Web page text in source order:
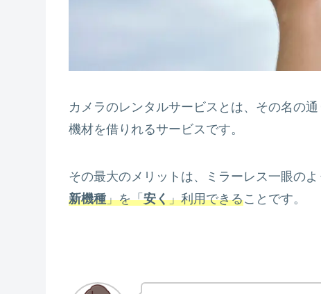
カメラのレンタルサービスとは、その名の
機材を借りれるサービスです。
その最大のメリットは、ミラーレス一眼のよ
新機種」を「安く」利用できることです。